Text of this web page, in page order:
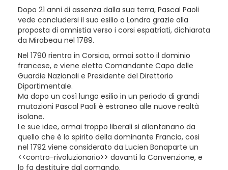
Dopo 21 anni di assenza dalla sua terra, Pascal Paoli
vede concludersi il suo esilio a Londra grazie alla
proposta di amnistia verso i corsi espatriati, dichiarata
da Mirabeau nel 1789.
Nel 1790 rientra in Corsica, ormai sotto il dominio
francese, e viene eletto Comandante Capo delle
Guardie Nazionali e Presidente del Direttorio
Dipartimentale.
Ma dopo un così lungo esilio in un periodo di grandi
mutazioni Pascal Paoli è estraneo alle nuove realtà
isolane.
Le sue idee, ormai troppo liberali si allontanano da
quello che è lo spirito della dominante Francia, cosi
nel 1792 viene considerato da Lucien Bonaparte un
<<contro-rivoluzionario>> davanti la Convenzione, e
lo fa destituire dal comando.